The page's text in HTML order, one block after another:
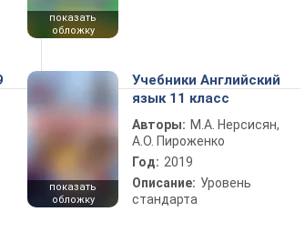
показать
обложку
показать
обложку
Учебники Английский
язык 11 класс
Авторы: М.А. Нерсисян,
А.О. Пироженко
Год: 2019
Описание: Уровень
стандарта